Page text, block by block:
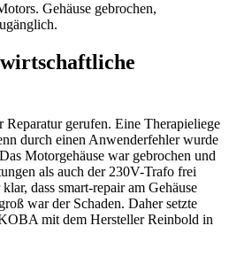
Gehäuse gebrochen,
gerufen. Eine Therapieliege
durch einen Anwenderfehler wurde
Motorgehäuse war gebrochen und
als auch der 230V-Trafo frei
dass smart-repair am Gehäuse
war der Schaden. Daher setzte
mit dem Hersteller Reinbold in